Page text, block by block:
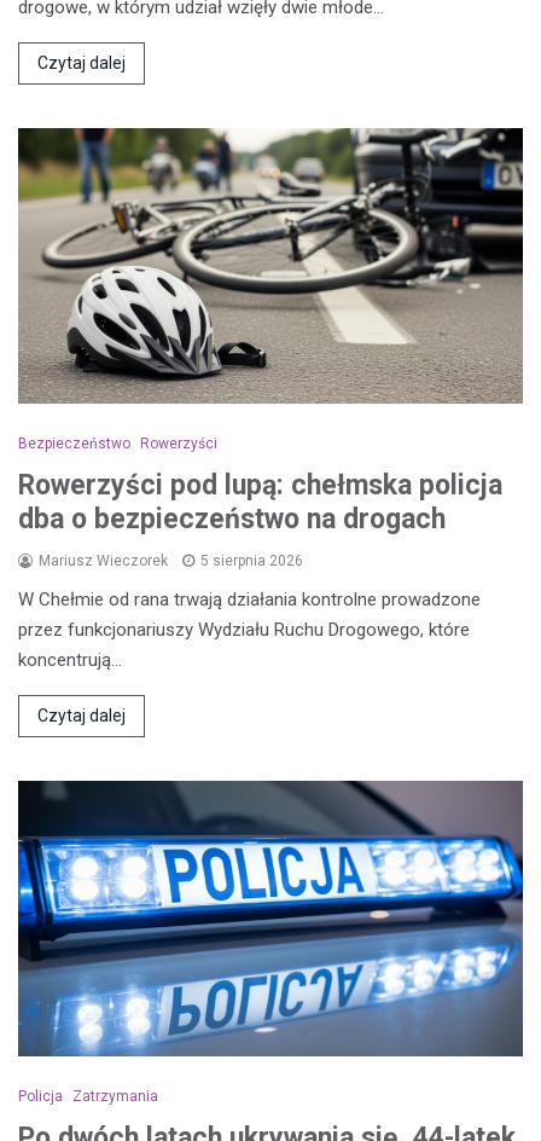
drogowe, w którym udział wzięły dwie młode…
Czytaj dalej
Bezpieczeństwo Rowerzyści
Rowerzyści pod lupą: chełmska policja
dba o bezpieczeństwo na drogach
Mariusz Wieczorek 5 sierpnia 2026
W Chełmie od rana trwają działania kontrolne prowadzone
przez funkcjonariuszy Wydziału Ruchu Drogowego, które
koncentrują…
Czytaj dalej
Policja Zatrzymania